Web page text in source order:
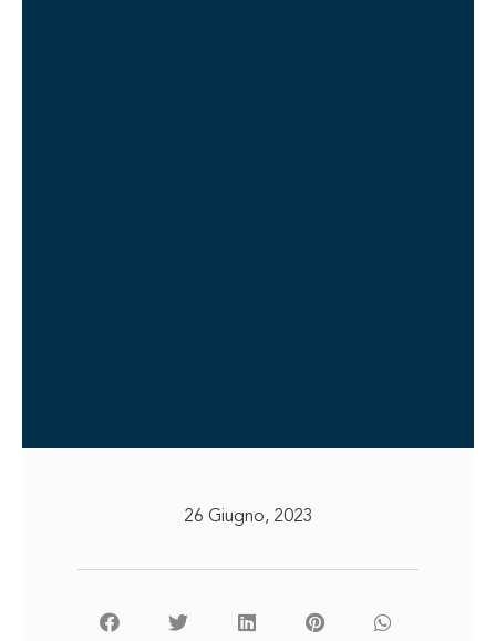
26 Giugno, 2023